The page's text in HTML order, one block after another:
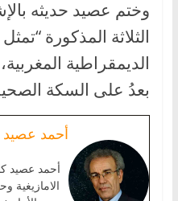
وختم عصيد حديثه
الثلاثة المذكورة
الديمقراطية
بعدُ على السكة
أحمد عصيد
أحمد عصيد
الامازيغية